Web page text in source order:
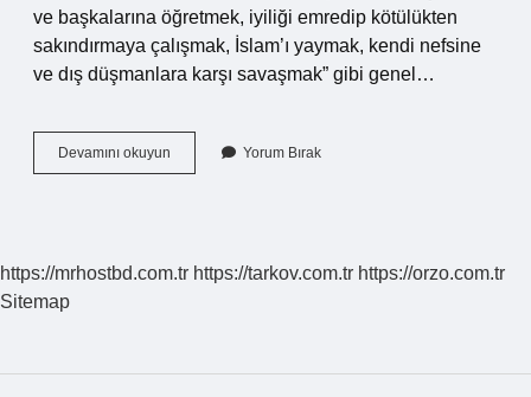
ve başkalarına öğretmek, iyiliği emredip kötülükten
sakındırmaya çalışmak, İslam’ı yaymak, kendi nefsine
ve dış düşmanlara karşı savaşmak” gibi genel…
Devamını okuyun
Ne
Yorum Bırak
https://mrhostbd.com.tr https://tarkov.com.tr https://orzo.com.tr
Sitemap